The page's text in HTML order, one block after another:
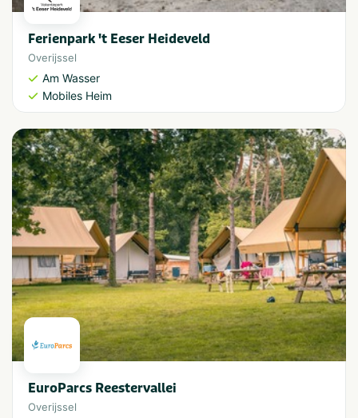
Ferienpark 't Eeser Heideveld
Overijssel
Am Wasser
Mobiles Heim
EuroParcs Reestervallei
Overijssel